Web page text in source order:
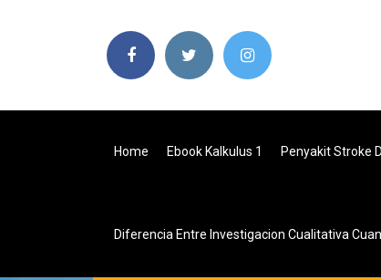
Home Ebook Kalkulus 1 Penyakit Stroke
Diferencia Entre Investigacion Cualitativa